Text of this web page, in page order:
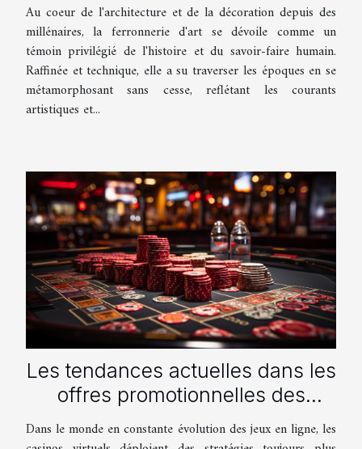
Au coeur de l'architecture et de la décoration depuis des
millénaires, la ferronnerie d'art se dévoile comme un
témoin privilégié de l'histoire et du savoir-faire humain.
Raffinée et technique, elle a su traverser les époques en se
métamorphosant sans cesse, reflétant les courants
artistiques et...
Les tendances actuelles dans les
offres promotionnelles des
casinos en ligne
Dans le monde en constante évolution des jeux en ligne, les